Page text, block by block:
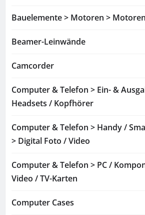
Bauelemente > Motoren >
Beamer-Leinwände
Camcorder
Computer & Telefon > Ein- &
Headsets / Kopfhörer
Computer & Telefon > Handy /
> Digital Foto / Video
Computer & Telefon > PC /
Video / TV-Karten
Computer Cases